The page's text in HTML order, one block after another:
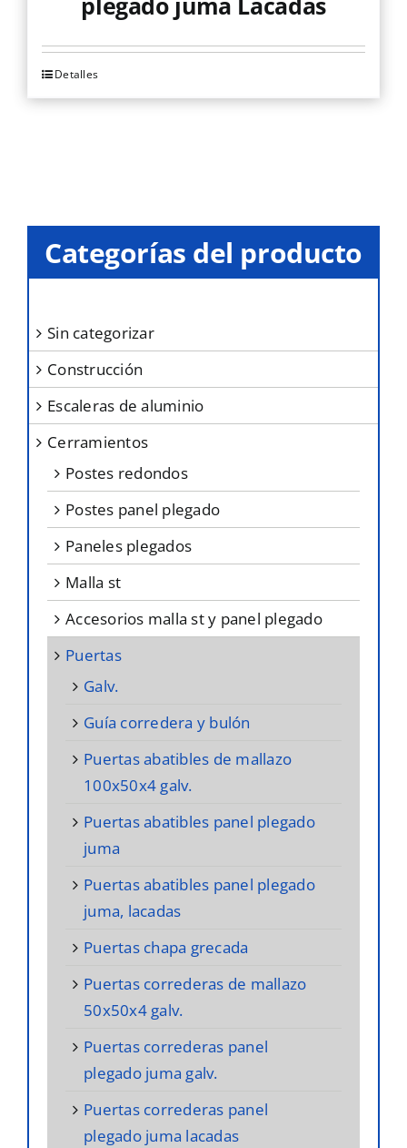
Este
producto
se
en
la
página
de
producto
Detalles
Categorías del producto
sin categorizar
construcción
escaleras de aluminio
cerramientos
postes redondos
postes panel plegado
paneles plegados
malla st
accesorios malla st y panel plegado
puertas
galv.
guía corredera y bulón
puertas abatibles de mallazo
100x50x4 galv.
puertas abatibles panel plegado
juma
puertas abatibles panel plegado
juma, lacadas
puertas chapa grecada
puertas correderas de mallazo
50x50x4 galv.
puertas correderas panel
plegado juma galv.
puertas correderas panel
plegado juma lacadas